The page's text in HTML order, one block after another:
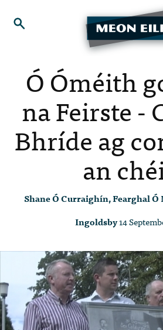
Ó Óméith
na Feirste -
Bhríde ag
an
Shane Ó Curraighín, Fearghal Ó
Ingoldsby14